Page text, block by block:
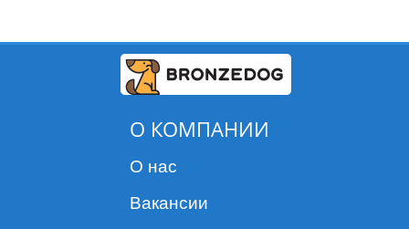
О КОМПАНИИ
О нас
Вакансии